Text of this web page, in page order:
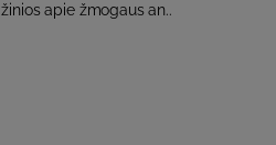
žinios apie žmogaus an..